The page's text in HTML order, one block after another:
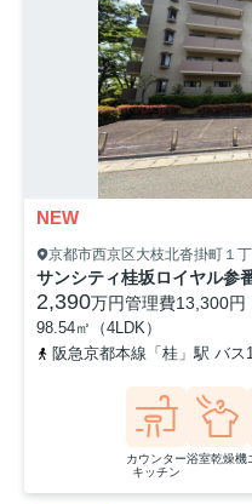
NEW
京都市西京区大枝北沓掛町１
サンシティ桂坂ロイヤル参
2,390万円管理費13,300円
98.54㎡（4LDK）
阪急京都本線「桂」駅 バ
カウンター
キッチン
浴室乾燥機